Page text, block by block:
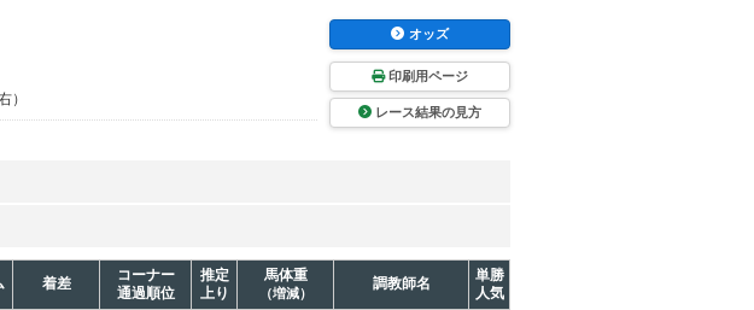
）
オッズ
印刷用ページ
レース結果の見方
着差
コーナー
通過順位
推定
上り
馬体重
（増減）
調教師名
単勝
人気